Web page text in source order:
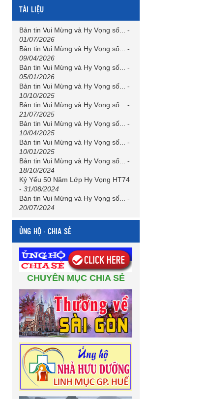
TÀI LIỆU
Bản tin Vui Mừng và Hy Vọng số...
-
01/07/2026
Bản tin Vui Mừng và Hy Vọng số...
-
09/04/2026
Bản tin Vui Mừng và Hy Vọng số...
-
05/01/2026
Bản tin Vui Mừng và Hy Vọng số...
-
10/10/2025
Bản tin Vui Mừng và Hy Vọng số...
-
21/07/2025
Bản tin Vui Mừng và Hy Vọng số...
-
10/04/2025
Bản tin Vui Mừng và Hy Vọng số...
-
10/01/2025
Bản tin Vui Mừng và Hy Vọng số...
-
18/10/2024
Kỷ Yếu 50 Năm Lớp Hy Vọng HT74
- 31/08/2024
Bản tin Vui Mừng và Hy Vọng số...
-
20/07/2024
ỦNG HỘ - CHIA SẺ
CHUYÊN MỤC CHIA SẺ